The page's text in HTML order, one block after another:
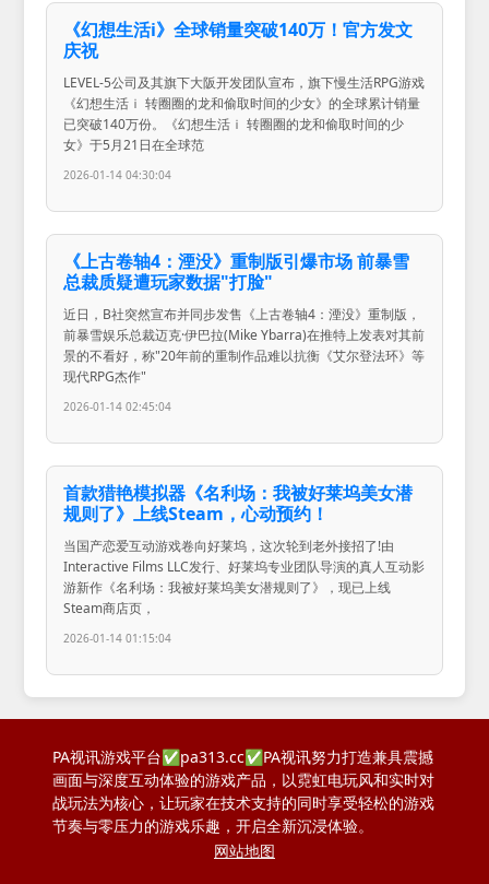
《幻想生活i》全球销量突破140万！官方发文
庆祝
LEVEL-5公司及其旗下大阪开发团队宣布，旗下慢生活RPG游戏
《幻想生活ｉ 转圈圈的龙和偷取时间的少女》的全球累计销量
已突破140万份。《幻想生活ｉ 转圈圈的龙和偷取时间的少
女》于5月21日在全球范
2026-01-14 04:30:04
《上古卷轴4：湮没》重制版引爆市场 前暴雪
总裁质疑遭玩家数据"打脸"
近日，B社突然宣布并同步发售《上古卷轴4：湮没》重制版，
前暴雪娱乐总裁迈克·伊巴拉(Mike Ybarra)在推特上发表对其前
景的不看好，称"20年前的重制作品难以抗衡《艾尔登法环》等
现代RPG杰作"
2026-01-14 02:45:04
首款猎艳模拟器《名利场：我被好莱坞美女潜
规则了》上线Steam，心动预约！
当国产恋爱互动游戏卷向好莱坞，这次轮到老外接招了!由
Interactive Films LLC发行、好莱坞专业团队导演的真人互动影
游新作《名利场：我被好莱坞美女潜规则了》，现已上线
Steam商店页，
2026-01-14 01:15:04
PA视讯游戏平台✅pa313.cc✅PA视讯努力打造兼具震撼
画面与深度互动体验的游戏产品，以霓虹电玩风和实时对
战玩法为核心，让玩家在技术支持的同时享受轻松的游戏
节奏与零压力的游戏乐趣，开启全新沉浸体验。
网站地图